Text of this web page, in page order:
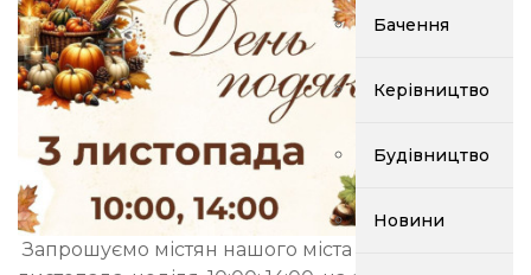
Бачення
Керівництво
Будівництво
Новини
Запрошуємо містян нашого міста Запоріжжя, 3